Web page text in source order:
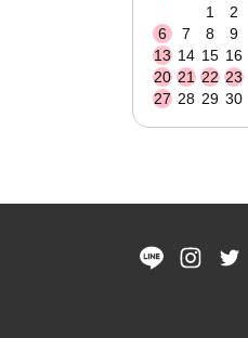
1
2
6
7 8 9
13 14 15 16
20 21 22 23
27 28 29 30